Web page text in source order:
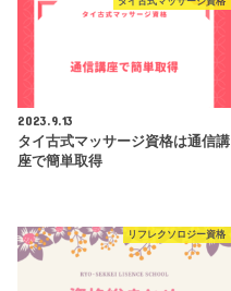
2023.9.13
タイ古式マッサージ資格は通信講
座で簡単取得
リフレクソロジー資格